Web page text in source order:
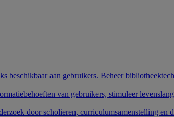
beschikbaar aan gebruikers. Beheer
van gebruikers, stimuleer
door scholieren, curriculumsamenstelling